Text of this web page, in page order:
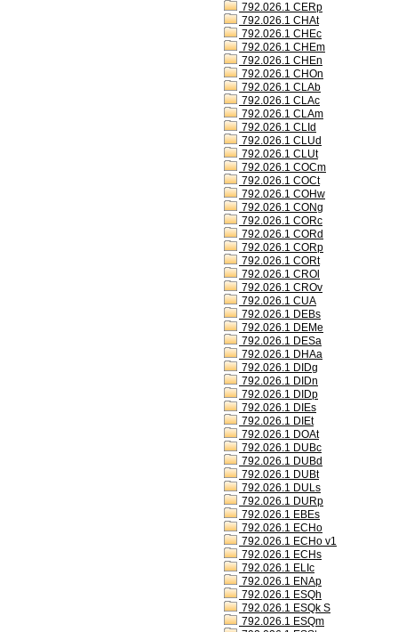
792.026.1 CERp
792.026.1 CHAt
792.026.1 CHEc
792.026.1 CHEm
792.026.1 CHEn
792.026.1 CHOn
792.026.1 CLAb
792.026.1 CLAc
792.026.1 CLAm
792.026.1 CLId
792.026.1 CLUd
792.026.1 CLUt
792.026.1 COCm
792.026.1 COCt
792.026.1 COHw
792.026.1 CONg
792.026.1 CORc
792.026.1 CORd
792.026.1 CORp
792.026.1 CORt
792.026.1 CROl
792.026.1 CROv
792.026.1 CUA
792.026.1 DEBs
792.026.1 DEMe
792.026.1 DESa
792.026.1 DHAa
792.026.1 DIDg
792.026.1 DIDn
792.026.1 DIDp
792.026.1 DIEs
792.026.1 DIEt
792.026.1 DOAt
792.026.1 DUBc
792.026.1 DUBd
792.026.1 DUBt
792.026.1 DULs
792.026.1 DURp
792.026.1 EBEs
792.026.1 ECHo
792.026.1 ECHo v1
792.026.1 ECHs
792.026.1 ELIc
792.026.1 ENAp
792.026.1 ESQh
792.026.1 ESQk S
792.026.1 ESQm